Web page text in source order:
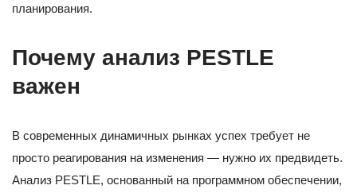
планирования.
Почему анализ PESTLE
важен
В современных динамичных рынках успех требует не
просто реагирования на изменения — нужно их предвидеть.
Анализ PESTLE, основанный на программном обеспечении,